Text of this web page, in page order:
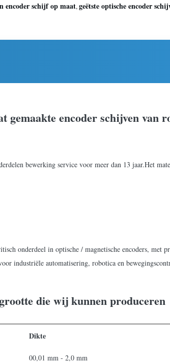
encoder schijf op maat,geëtste optische encoder
gemaakte encoder schijven van
bewerking service voor meer dan 13 jaar.Het
onderdeel in optische / magnetische encoders, met
industriële automatisering, robotica en
die wij kunnen produceren
Dikte
00,01 mm - 2,0 mm